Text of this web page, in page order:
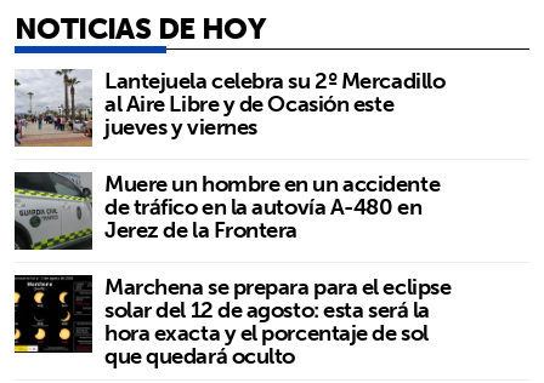
NOTICIAS DE HOY
Lantejuela celebra su 2º Mercadillo
al Aire Libre y de Ocasión este
jueves y viernes
Muere un hombre en un accidente
de tráfico en la autovía A-480 en
Jerez de la Frontera
Marchena se prepara para el eclipse
solar del 12 de agosto: esta será la
hora exacta y el porcentaje de sol
que quedará oculto